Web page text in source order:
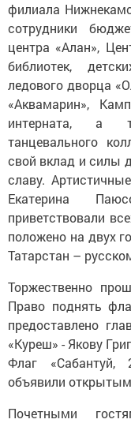
филиала
сотрудники
центра «Алан»,
библиотек,
ледового дворца
«Аквамарин»,
интерната, а
танцевального
свой вклад и силы
славу.
Екатерина
приветствовали
положено на двух
Татарстан –
Торжественно
Право поднять
предоставлено
«Куреш» - Якову
Флаг
объявили
Почетными